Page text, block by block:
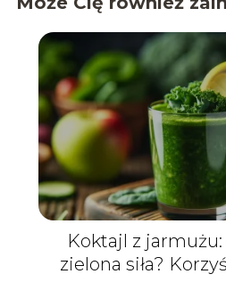
Koktajl z
zielona siła?